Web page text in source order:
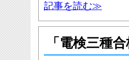
記事を読む≫
「電検三種